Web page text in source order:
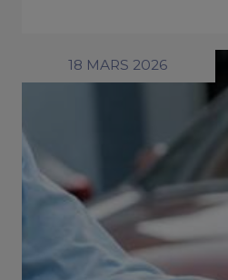
18 MARS 2026